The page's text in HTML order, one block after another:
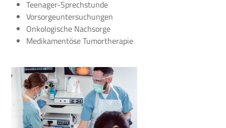
Teenager-Sprechstunde
Vorsorgeuntersuchungen
Onkologische Nachsorge
Medikamentöse Tumortherapie